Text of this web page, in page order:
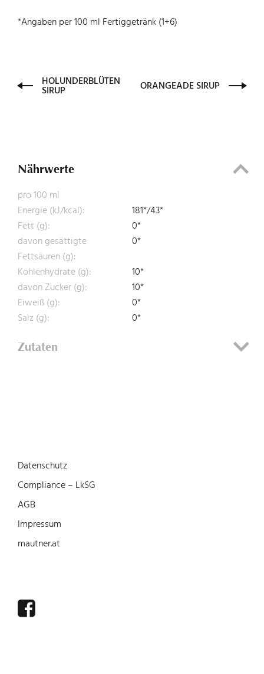
HOLUNDERBLÜTEN
SIRUP ORANGEADE SIRUP
*Angaben per 100 ml Fertiggetränk (1+6)
Nährwerte
pro 100 ml
Energie (kJ/kcal):
181*/43*
Fett (g):
0*
davon gesättigte
Fettsäuren (g):
0*
Kohlenhydrate (g):
10*
davon Zucker (g):
10*
Eiweiß (g):
0*
Salz (g):
0*
Zutaten
Datenschutz
Compliance – LkSG
AGB
Impressum
mautner.at